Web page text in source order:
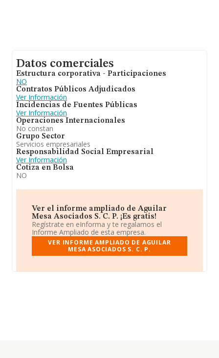
Datos comerciales
Estructura corporativa - Participaciones
NO
Contratos Públicos Adjudicados
Ver Información
Incidencias de Fuentes Públicas
Ver Información
Operaciones Internacionales
No constan
Grupo Sector
Servicios empresariales
Responsabilidad Social Empresarial
Ver Información
Cotiza en Bolsa
NO
Ver el informe ampliado de Aguilar
Mesa Asociados S. C. P. ¡Es gratis!
Regístrate en eInforma y te regalamos el
Informe Ampliado de esta empresa.
VER INFORME AMPLIADO DE AGUILAR
MESA ASOCIADOS S. C. P.